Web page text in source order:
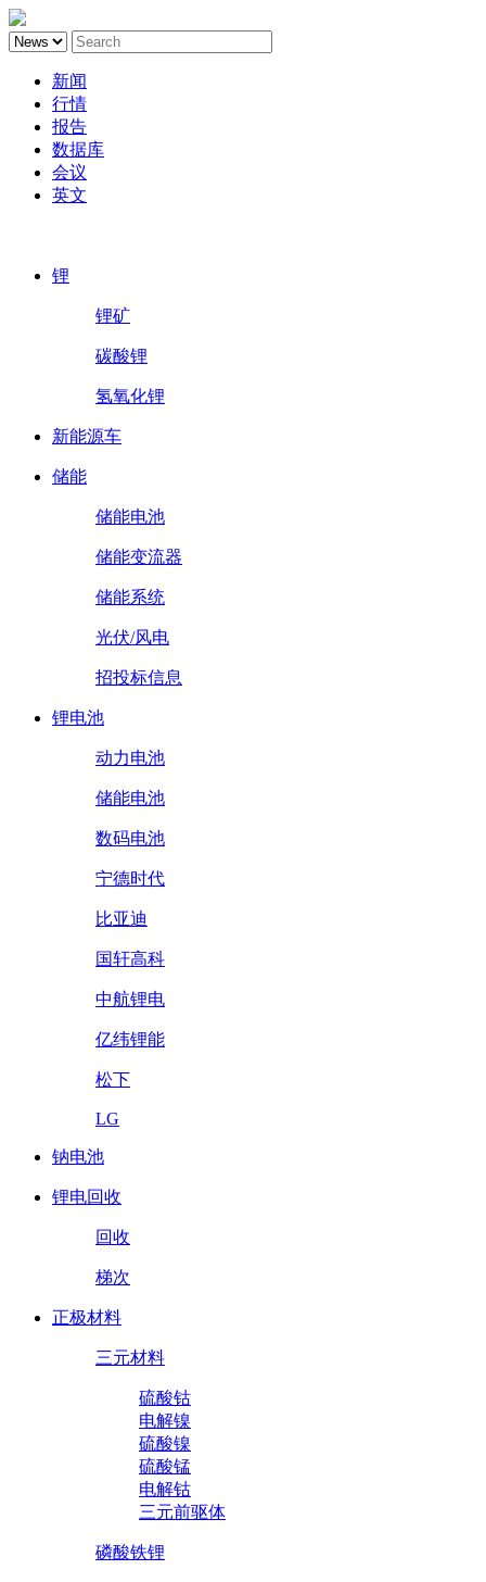
新闻
行情
报告
数据库
会议
英文
锂
锂矿
碳酸锂
氢氧化锂
新能源车
储能
储能电池
储能变流器
储能系统
光伏/风电
招投标信息
锂电池
动力电池
储能电池
数码电池
宁德时代
比亚迪
国轩高科
中航锂电
亿纬锂能
松下
LG
钠电池
锂电回收
回收
梯次
正极材料
三元材料
硫酸钴
电解镍
硫酸镍
硫酸锰
电解钴
三元前驱体
磷酸铁锂